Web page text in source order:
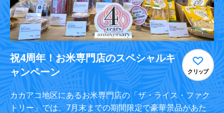
祝4周年！お米専門店のスペシャルキ
ャンペーン
クリップ
カカアコ地区にあるお米専門店の「ザ・ライス・ファク
トリー」では、7月末までの期間限定で豪華景品があた